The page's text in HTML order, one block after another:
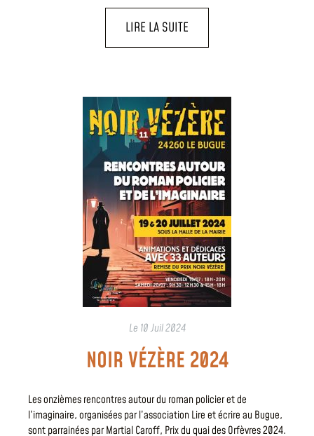
LIRE LA SUITE
Le 10 Juil 2024
NOIR VÉZÈRE 2024
Les onzièmes rencontres autour du roman policier et de
l’imaginaire, organisées par l’association Lire et écrire au Bugue,
sont parrainées par Martial Caroff, Prix du quai des Orfèvres 2024.